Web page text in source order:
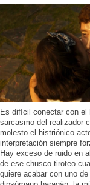
Es difícil conectar con el
sarcasmo del realizador
molesto el histriónico
interpretación siempre
Hay exceso de ruido en
de ese chusco tiroteo
quiere acabar con uno